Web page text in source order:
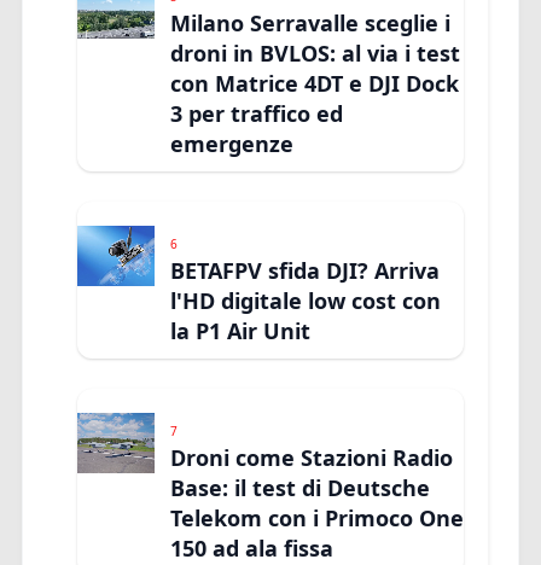
Milano Serravalle sceglie i
droni in BVLOS: al via i test
con Matrice 4DT e DJI Dock
3 per traffico ed
emergenze
6
BETAFPV sfida DJI? Arriva
l'HD digitale low cost con
la P1 Air Unit
7
Droni come Stazioni Radio
Base: il test di Deutsche
Telekom con i Primoco One
150 ad ala fissa